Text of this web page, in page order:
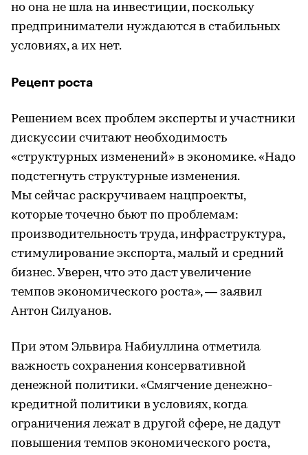
но она не шла на инвестиции, поскольку
предприниматели нуждаются в стабильных
условиях, а их нет.
Рецепт роста
Решением всех проблем эксперты и участники
дискуссии считают необходимость
«структурных изменений» в экономике. «Надо
подстегнуть структурные изменения.
Мы сейчас раскручиваем нацпроекты,
которые точечно бьют по проблемам:
производительность труда, инфраструктура,
стимулирование экспорта, малый и средний
бизнес. Уверен, что это даст увеличение
темпов экономического роста», — заявил
Антон Силуанов.
При этом Эльвира Набиуллина отметила
важность сохранения консервативной
денежной политики. «Смягчение денежно-
кредитной политики в условиях, когда
ограничения лежат в другой сфере, не дадут
повышения темпов экономического роста,